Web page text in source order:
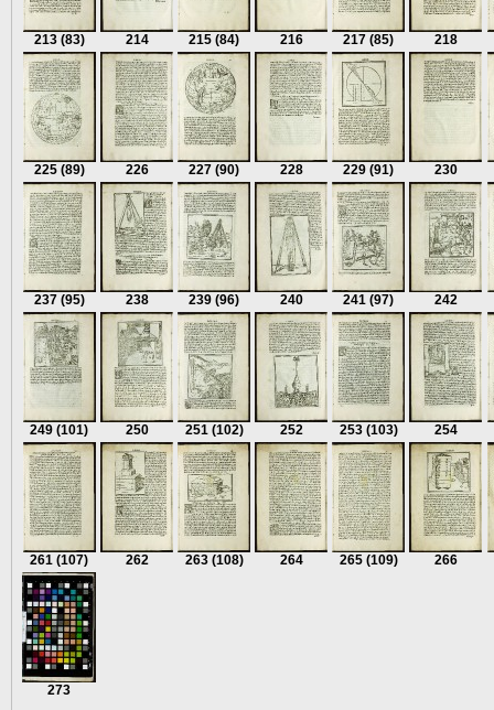
213 (83) 214 215 (84) 216 217 (85) 218
225 (89) 226 227 (90) 228 229 (91) 230
237 (95) 238 239 (96) 240 241 (97) 242
249 (101) 250 251 (102) 252 253 (103) 254
261 (107) 262 263 (108) 264 265 (109) 266
273